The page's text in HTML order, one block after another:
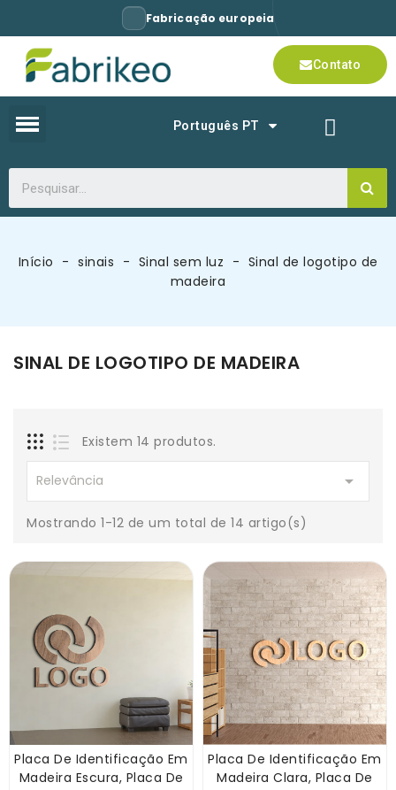
Fabricação europeia
Contato
Português PT
Início sinais Sinal sem luz
Sinal de logotipo de
madeira
SINAL DE LOGOTIPO DE MADEIRA
Existem 14 produtos.
Relevância 
Mostrando 1-12 de um total de 14 artigo(s)
Placa De Identificação Em
Madeira Escura, Placa De
Placa De Identificação Em
Madeira Clara, Placa De